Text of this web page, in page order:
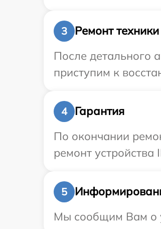
3
Ремонт техники
После детального
приступим к
4
Гарантия
По окончании
ремонт устройства
5
Мы сообщим Вам о